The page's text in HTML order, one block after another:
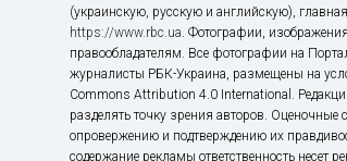
(украинскую, русскую и английскую),
https://www.rbc.ua. Фотографии,
правообладателям. Все фотографии на
журналисты РБК-Украина, размещены на
Commons Attribution 4.0 International.
разделять точку зрения авторов. Оценочные
опровержению и подтверждению их
содержание рекламы ответственность несет